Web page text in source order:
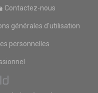
Contactez-nous
générales d'utilisation
personnelles